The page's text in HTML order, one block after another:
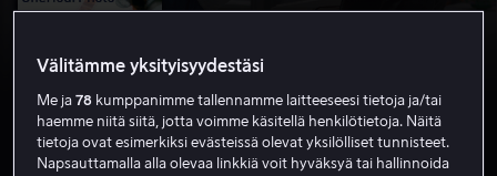
Välitämme yksityisyydestäsi
Me ja78 kumppanimme tallennamme laitteeseesi tietoja ja/tai
haemme niitä siitä, jotta voimme käsitellä henkilötietoja. Näitä
tietoja ovat esimerkiksi evästeissä olevat yksilölliset tunnisteet.
Napsauttamalla alla olevaa linkkiä voit hyväksyä tai hallinnoida